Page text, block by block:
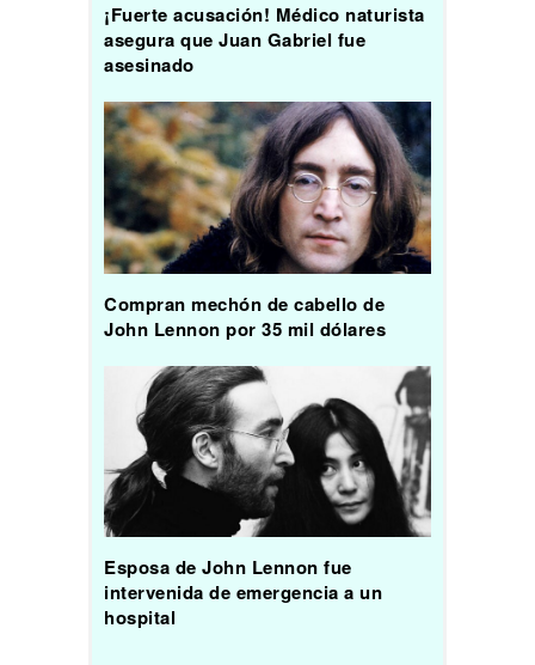
¡Fuerte acusación! Médico naturista
asegura que Juan Gabriel fue
asesinado
Compran mechón de cabello de
John Lennon por 35 mil dólares
Esposa de John Lennon fue
intervenida de emergencia a un
hospital